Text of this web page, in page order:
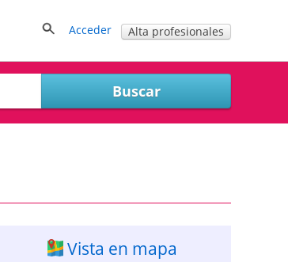
Acceder Alta profesionales
Vista en mapa